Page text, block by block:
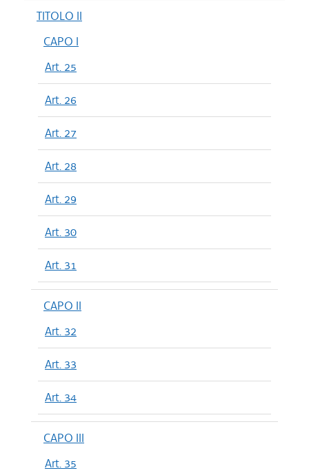
TITOLO II
CAPO I
Art. 25
Art. 26
Art. 27
Art. 28
Art. 29
Art. 30
Art. 31
CAPO II
Art. 32
Art. 33
Art. 34
CAPO III
Art. 35